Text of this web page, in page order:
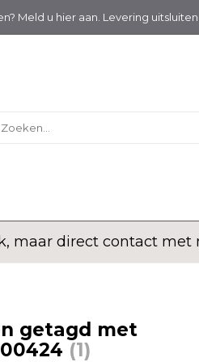
Meld u hier aan. Levering
maar direct contact
getagd met
(1)